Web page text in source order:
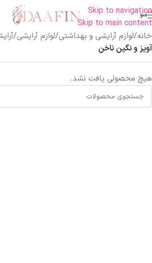
Skip to navigation
Skip to main content
منو
خانه/لوازم آرایشی و بهداشتی/لوازم آرایشی/
آویز و نگین ناخن
هیچ محصولی یافت نشد.